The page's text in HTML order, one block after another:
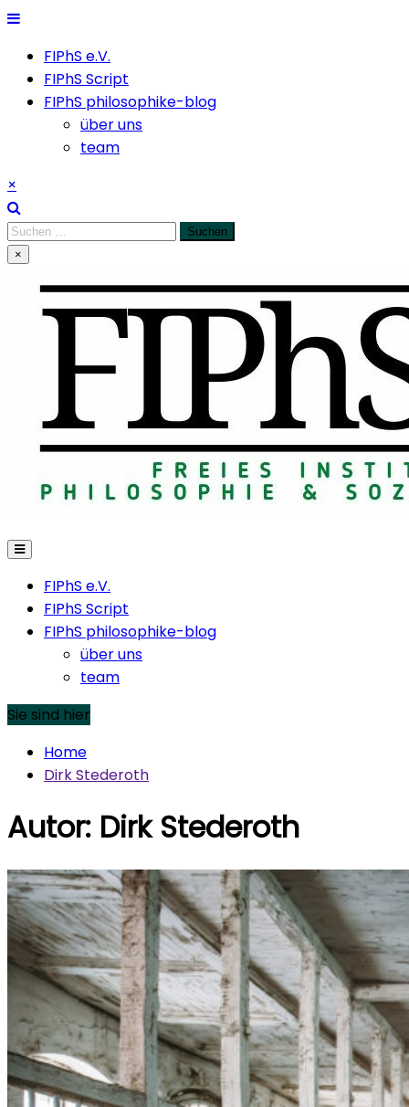
Skip
contentFIPhS e.V.
FIPhS Script
FIPhS philosophike-blog
über uns
team
×
Suchen
nach:
×
FIPhS e.V.
FIPhS Script
FIPhS philosophike-blog
über uns
team
Sie sind hier
Home
Dirk Stederoth
Autor: Dirk Stederoth